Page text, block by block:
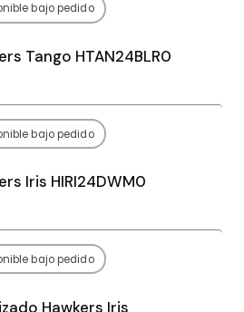
bajo pedido
Tango HTAN24BLR0
bajo pedido
Iris HIRI24DWM0
bajo pedido
Hawkers Iris